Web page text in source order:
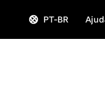
PT-BR